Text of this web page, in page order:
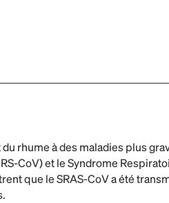
rhume à des maladies plus
CoV) et le Syndrome
que le SRAS-CoV a été